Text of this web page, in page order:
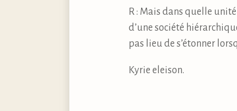
R : Mais dans quelle
d’une société
pas lieu de s’étonner
Kyrie eleison.